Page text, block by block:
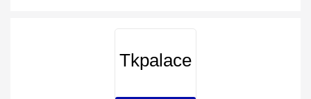
Tkpalace